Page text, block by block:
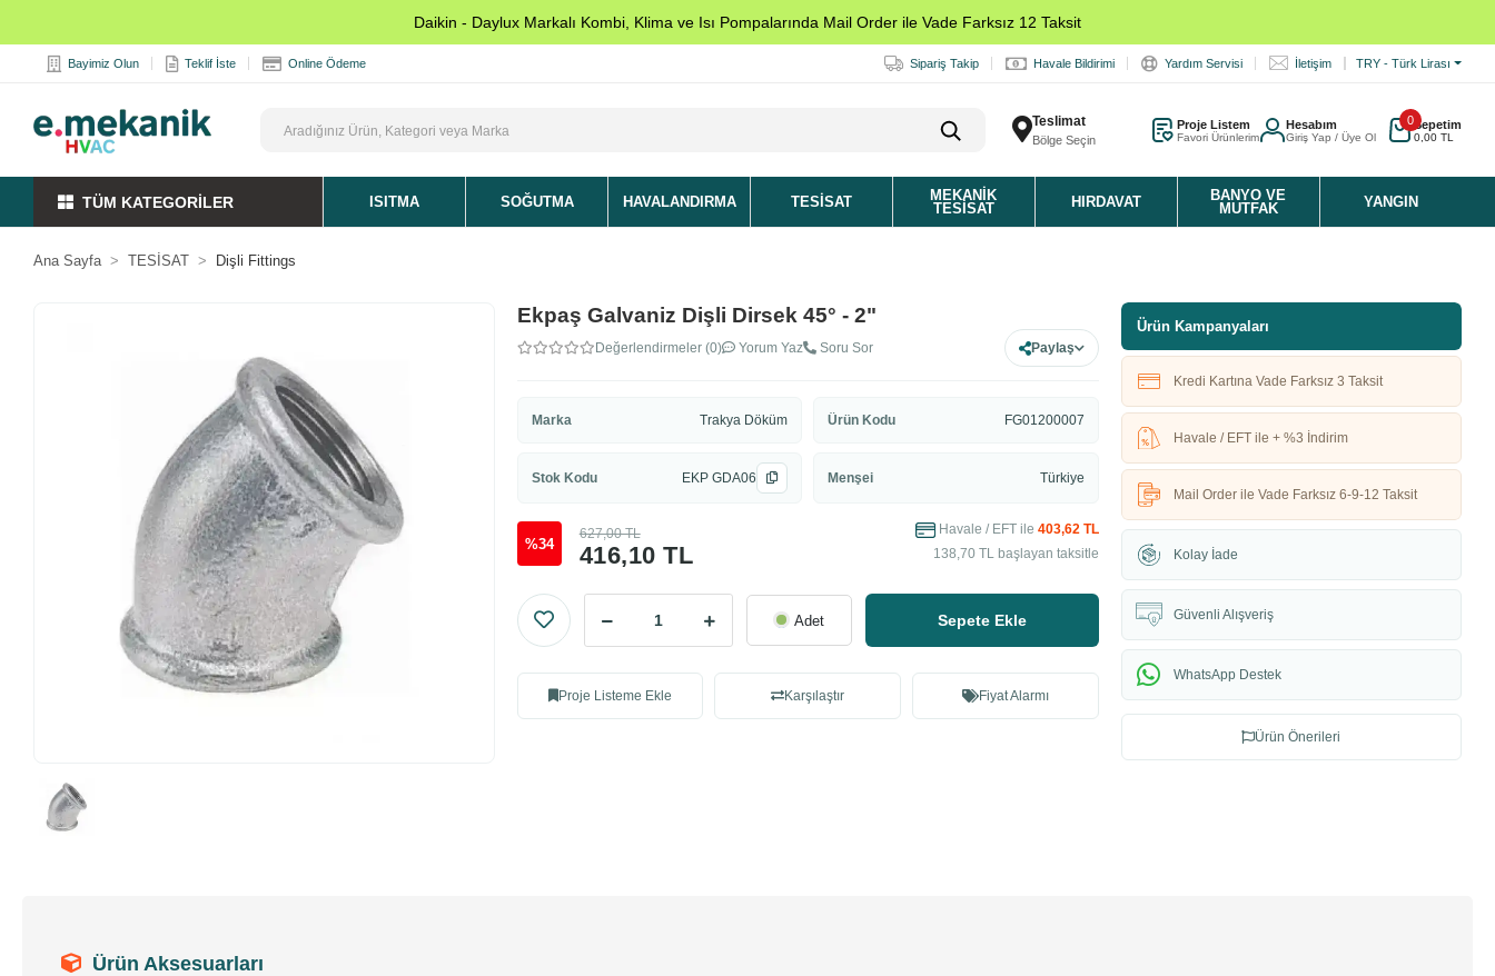
Daikin - Daylux Markalı Kombi, Klima ve Isı Pompalarında Mail Order ile Vade Farksız 12 Taksit
Bayimiz Olun Teklif İste Online Ödeme Sipariş Takip Havale Bildirimi Yardım Servisi İletişim TRY - Türk Lirası
Teslimat
Bölge Seçin
Proje Listem
Favori Ürünlerim
Hesabım
Giriş Yap / Üye Ol
0Sepetim
0,00 TL
TÜM KATEGORİLER ISITMA SOĞUTMA HAVALANDIRMA TESISAT
MEKANIK
TESISAT
HIRDAVAT
BANYO VE
MUTFAK
YANGIN
Ana Sayfa TESİSAT Dişli Fittings
Ekpaş Galvaniz Dişli Dirsek 45° - 2"
Değerlendirmeler (0) Yorum Yaz Soru Sor Paylaş
Marka Trakya Döküm Ürün Kodu FG01200007
Stok Kodu EKP GDA06 Menşei Türkiye
%34 416,10 TL
627,00 TL Havale / EFT ile 403,62 TL
138,70 TL başlayan taksitle
Adet Sepete Ekle
Proje Listeme Ekle Karşılaştır Fiyat Alarmı
Ürün Kampanyaları
Kredi Kartına Vade Farksız 3 Taksit
Havale / EFT ile + %3 İndirim
Mail Order ile Vade Farksız 6-9-12 Taksit
Kolay İade
Güvenli Alışveriş
WhatsApp Destek
Ürün Önerileri
Ürün Aksesuarları